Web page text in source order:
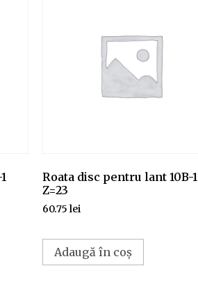
Roata disc pentru lant 10B-1
Z=23
60.75 lei
Adaugă în coș